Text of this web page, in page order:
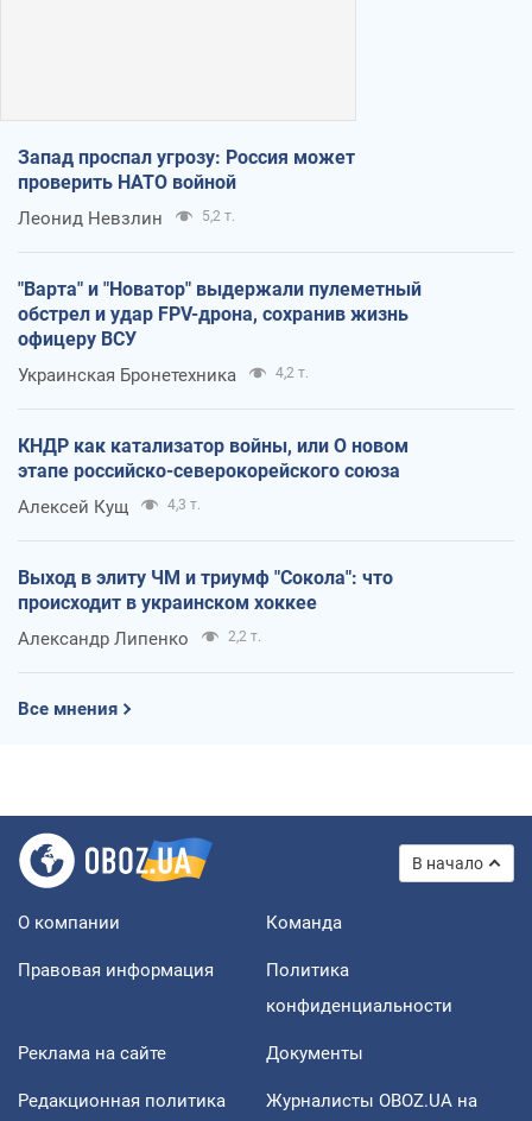
Запад проспал угрозу: Россия может
проверить НАТО войной
Леонид Невзлин 5,2 т.
"Варта" и "Новатор" выдержали пулеметный
обстрел и удар FPV-дрона, сохранив жизнь
офицеру ВСУ
Украинская Бронетехника 4,2 т.
КНДР как катализатор войны, или О новом
этапе российско-северокорейского союза
Алексей Кущ 4,3 т.
Выход в элиту ЧМ и триумф "Сокола": что
происходит в украинском хоккее
Александр Липенко 2,2 т.
Все мнения
В начало
О компании Команда
Правовая информация
Политика
конфиденциальности
Реклама на сайте Документы
Редакционная политика
Журналисты OBOZ.UA на